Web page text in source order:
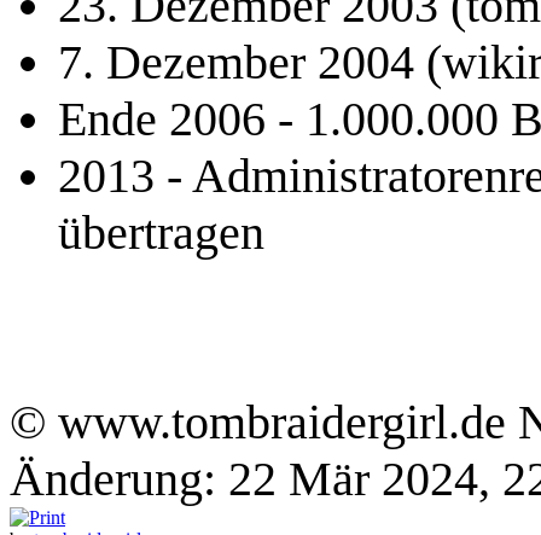
7. Dezember 2004
Ende 2006 - 1.000.000
2013 -
übertragen
© www.tombraidergirl.de
Änderung: 22 Mär 2024,